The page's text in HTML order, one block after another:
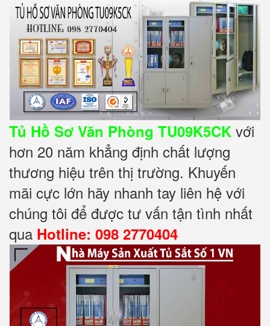
Tủ Hồ Sơ Văn Phòng TU09K5CK với
hơn 20 năm khẳng định chất lượng
thương hiệu trên thị trường. Khuyến
mãi cực lớn hãy nhanh tay liên hệ với
chúng tôi để được tư vấn tận tình nhất
qua Hotline: 098 2770404